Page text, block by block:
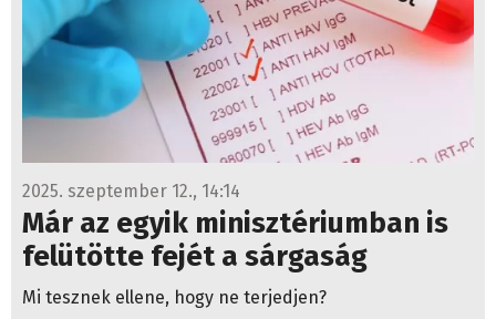
2025. szeptember 12., 14:14
Már az egyik minisztériumban is
felütötte fejét a sárgaság
Mi tesznek ellene, hogy ne terjedjen?